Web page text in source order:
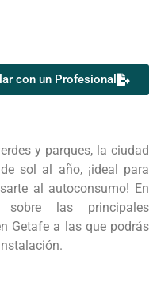
con un Profesional
y parques, la ciudad
sol al año, ¡ideal para
al autoconsumo! En
las principales
Getafe a las que podrás